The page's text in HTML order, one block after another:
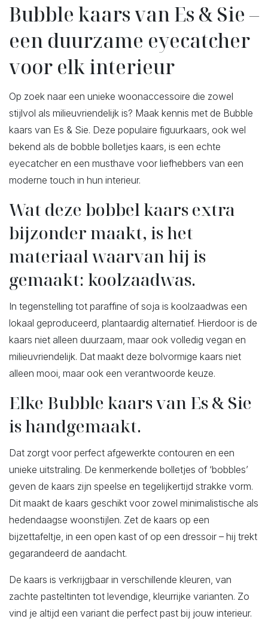
Bubble kaars van Es & Sie –
een duurzame eyecatcher
voor elk interieur
Op zoek naar een unieke woonaccessoire die zowel
stijlvol als milieuvriendelijk is? Maak kennis met de Bubble
kaars van Es & Sie. Deze populaire figuurkaars, ook wel
bekend als de bobble bolletjes kaars, is een echte
eyecatcher en een musthave voor liefhebbers van een
moderne touch in hun interieur.
Wat deze bobbel kaars extra
bijzonder maakt, is het
materiaal waarvan hij is
gemaakt: koolzaadwas.
In tegenstelling tot paraffine of soja is koolzaadwas een
lokaal geproduceerd, plantaardig alternatief. Hierdoor is de
kaars niet alleen duurzaam, maar ook volledig vegan en
milieuvriendelijk. Dat maakt deze bolvormige kaars niet
alleen mooi, maar ook een verantwoorde keuze.
Elke Bubble kaars van Es & Sie
is handgemaakt.
Dat zorgt voor perfect afgewerkte contouren en een
unieke uitstraling. De kenmerkende bolletjes of ‘bobbles’
geven de kaars zijn speelse en tegelijkertijd strakke vorm.
Dit maakt de kaars geschikt voor zowel minimalistische als
hedendaagse woonstijlen. Zet de kaars op een
bijzettafeltje, in een open kast of op een dressoir – hij trekt
gegarandeerd de aandacht.
De kaars is verkrijgbaar in verschillende kleuren, van
zachte pasteltinten tot levendige, kleurrijke varianten. Zo
vind je altijd een variant die perfect past bij jouw interieur.